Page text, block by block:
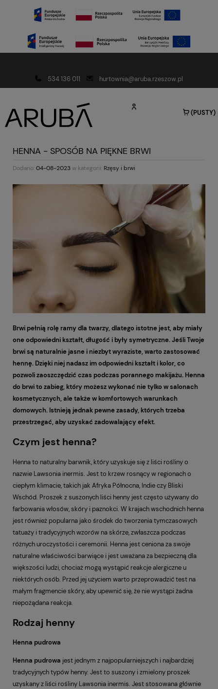
534 136 011
hurtownia@aruba.rzeszow.pl
(PUSTY)
HENNA - SPOSÓB NA PIĘKNE BRWI
Dodano:04-08-2023w kategorii: Rzęsy i brwi
Brwi pełnią rolę ramy dla twarzy, dlatego istotne jest, aby miały
one odpowiedni kształt, długość i były symetryczne. Jeśli Twoje
brwi są naturalnie jasne i niezbyt wyraziste, warto zastosować
hennę. Dzięki niej nadasz im odpowiedni kształt i kolor, co
pozwoli zaoszczędzić czas podczas porannego makijażu. Henna
do brwi to zabieg, który możesz wykonać nie tylko w salonach
kosmetycznych, ale także w komfortowych warunkach
domowych. Istnieją jednak pewne zasady, których trzeba
przestrzegać, aby uzyskać zadowalający efekt.
Czym jest henna?
Henna to naturalny barwnik, który uzyskuje się z liści rośliny o
nazwie Lawsonia inermis. Jest to krzew rosnący w regionach o
ciepłym klimacie, takich jak Afryka Północna, Indie czy Bliski
Wschód. Proszek z suszonych liści henny jest często używany do
farbowania włosów, skóry i paznokci. W krajach wschodnich henna
jest również popularna jako środek do tworzenia tymczasowych
tatuaży i tradycyjnych wzorów na skórze, zwłaszcza podczas
różnych uroczystości i ceremonii. Henna jest ceniona za swoje
naturalne właściwości barwiące i jest uważana za bezpieczną dla
większości ludzi, chociaż mogą wystąpić reakcje alergiczne u
niektórych osób. Przed jej użyciem warto przeprowadzić test na
małym fragmencie skóry, aby upewnić się, że nie wystąpi żadna
niepożądana reakcja.
Rodzaj henny
Henna pudrowa
Henna pudrowa jest jednym z najpopularniejszych i najbardziej
tradycyjnych typów henny. Jest to suszony i zmielony proszek
uzyskany z liści rośliny Lawsonia inermis. Jest stosowana głównie